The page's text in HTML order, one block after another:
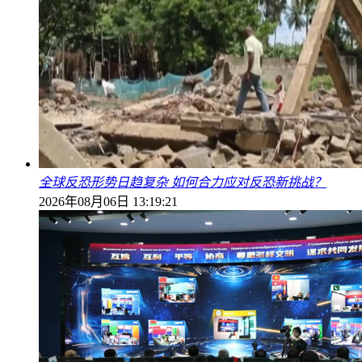
全球反恐形势日趋复杂 如何合力应对反恐新挑战？
2026年08月06日 13:19:21